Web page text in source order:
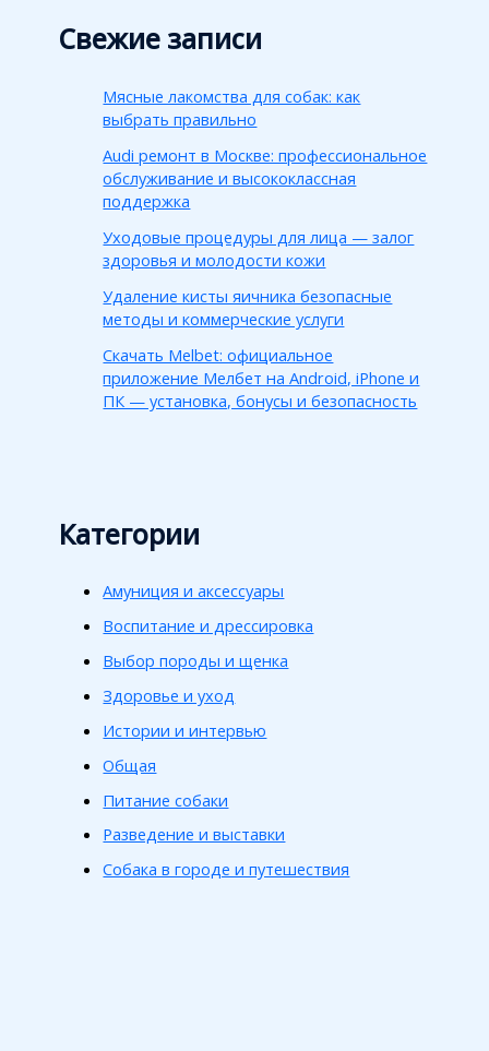
Свежие записи
Мясные лакомства для собак: как
выбрать правильно
Audi ремонт в Москве: профессиональное
обслуживание и высококлассная
поддержка
Уходовые процедуры для лица — залог
здоровья и молодости кожи
Удаление кисты яичника безопасные
методы и коммерческие услуги
Скачать Melbet: официальное
приложение Мелбет на Android, iPhone и
ПК — установка, бонусы и безопасность
Категории
Амуниция и аксессуары
Воспитание и дрессировка
Выбор породы и щенка
Здоровье и уход
Истории и интервью
Общая
Питание собаки
Разведение и выставки
Собака в городе и путешествия